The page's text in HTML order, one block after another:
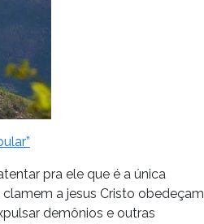
pra ele que é a única
a jesus Cristo obedeçam
demônios e outras